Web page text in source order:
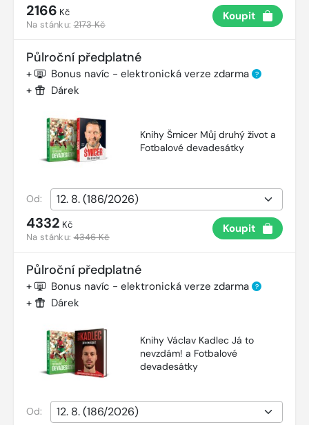
2166 Kč
Na stánku:2173 Kč
Koupit
Půlroční předplatné
+ Bonus navíc - elektronická verze zdarma ?
+ Dárek
Knihy Šmicer Můj druhý život a
Fotbalové devadesátky
Od:
4332 Kč
Na stánku:4346 Kč
Koupit
Půlroční předplatné
+ Bonus navíc - elektronická verze zdarma ?
+ Dárek
Knihy Václav Kadlec Já to
nevzdám! a Fotbalové
devadesátky
Od: